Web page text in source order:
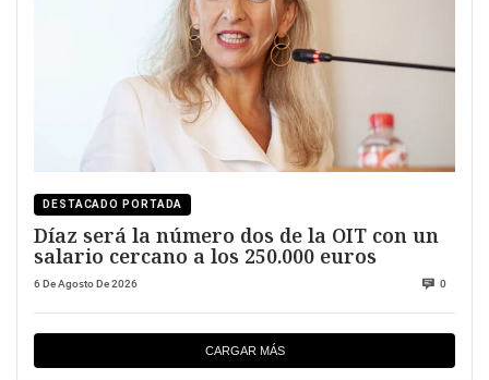
DESTACADO PORTADA
Díaz será la número dos de la OIT con un
salario cercano a los 250.000 euros
6 De Agosto De 2026 0
CARGAR MÁS